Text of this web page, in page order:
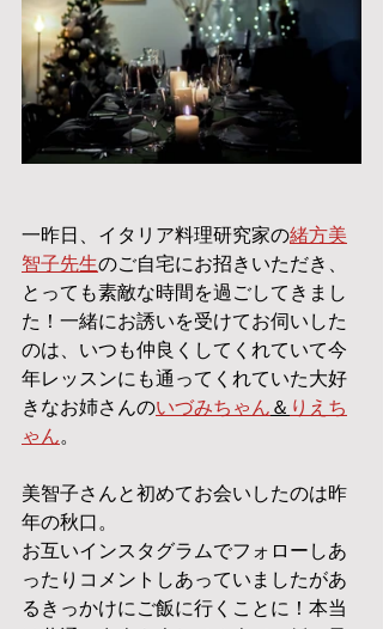
一昨日、イタリア料理研究家の緒方美
智子先生のご自宅にお招きいただき、
とっても素敵な時間を過ごしてきまし
た！一緒にお誘いを受けてお伺いした
のは、いつも仲良くしてくれていて今
年レッスンにも通ってくれていた大好
きなお姉さんのいづみちゃん ＆ りえち
ゃん。
美智子さんと初めてお会いしたのは昨
年の秋口。
お互いインスタグラムでフォローしあ
ったりコメントしあっていましたがあ
るきっかけにご飯に行くことに！本当